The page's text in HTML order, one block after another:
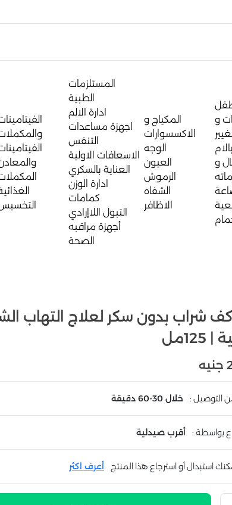
و
و
المكياج و
الاكسسوارات
الوجه
العيون
الرموش
الشفاه
الاظافر
المستلزمات
الطبية
ادارة الالم
اجهزة مساعدات
التنفس
الاسعافات الاولية
العناية بالسكري
ادارة الوزن
كمامات
التبول اللاإرادي
أجهزة مراقبه
الصحة
شراب بدون سكر لعلاج التهاب
التوصيل : خلال 30-60 دقيقة
بواسطة : أقرب صيدلية
استبدال أو استرجاع هذا المنتج أعرف اكثر